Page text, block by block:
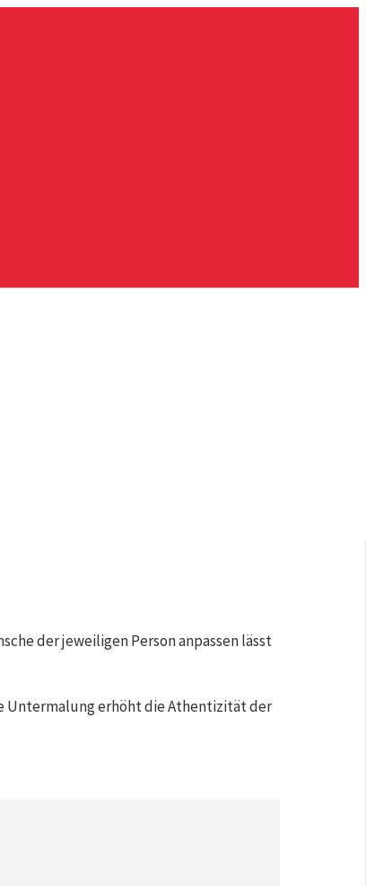
der jeweiligen Person anpassen lässt
Untermalung erhöht die Athentizität der